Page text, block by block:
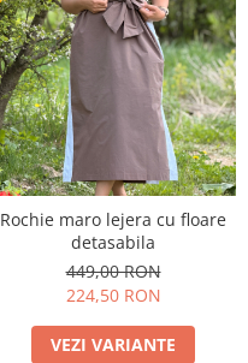
Rochie maro lejera cu floare
detasabila
449,00 RON
224,50 RON
VEZI VARIANTE